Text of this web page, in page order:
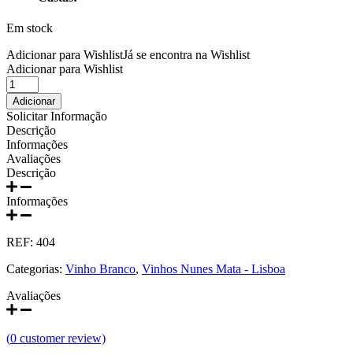
Quinta da Curia - Bairrada
Quinta das Bágeiras Bairrada
Quinta do Casal Branco Tejo
Quinta do Crasto
Em stock
Adicionar para WishlistJá se encontra na Wishlist
Adicionar para Wishlist
Quantidade
de
Vinho
Branco
Leve
Anti
Virus
750ml
Adicionar
Solicitar Informação
Descrição
Informações
Avaliações
Descrição
Informações
REF: 404
Categorias: Vinho Branco, Vinhos Nunes Mata - Lisboa
Avaliações
(0 customer review)